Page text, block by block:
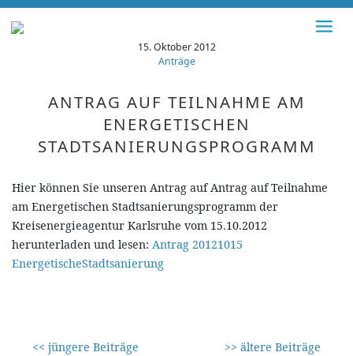
15. Oktober 2012
Anträge
ANTRAG AUF TEILNAHME AM
ENERGETISCHEN
STADTSANIERUNGSPROGRAMM
Hier können Sie unseren Antrag auf Antrag auf Teilnahme
am Energetischen Stadtsanierungsprogramm der
Kreisenergieagentur Karlsruhe vom 15.10.2012
herunterladen und lesen: Antrag 20121015
EnergetischeStadtsanierung
<< jüngere Beiträge >> ältere Beiträge